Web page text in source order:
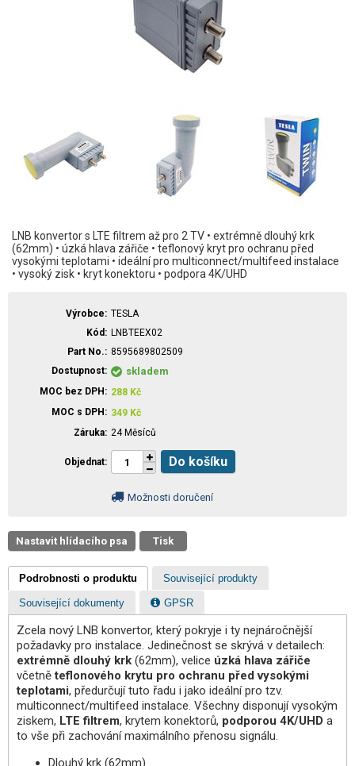
LNB konvertor s LTE filtrem až pro 2 TV • extrémně dlouhý krk
(62mm) • úzká hlava zářiče • teflonový kryt pro ochranu před
vysokými teplotami • ideální pro multiconnect/multifeed instalace
• vysoký zisk • kryt konektoru • podpora 4K/UHD
Výrobce
TESLA
Kód
LNBTEEX02
Part No.
8595689802509
Dostupnost
skladem
MOC bez DPH 288 Kč
MOC s DPH
349 Kč
Záruka 24 Měsíců
Objednat Do košíku
Možnosti doručení
Nastavit hlídacího psa Tisk
Podrobnosti o produktu Související produkty
Související dokumenty GPSR
Zcela nový LNB konvertor, který pokryje i ty nejnáročnější
požadavky pro instalace. Jedinečnost se skrývá v detailech:
extrémně dlouhý krk (62mm), velice úzká hlava zářiče
včetněteflonového krytu pro ochranu před vysokými
teplotami, předurčují tuto řadu i jako ideální pro tzv.
multiconnect/multifeed instalace. Všechny disponují vysokým
ziskem, LTE filtrem, krytem konektorů, podporou 4K/UHD a
to vše při zachování maximálního přenosu signálu.
Dlouhý krk (62mm)